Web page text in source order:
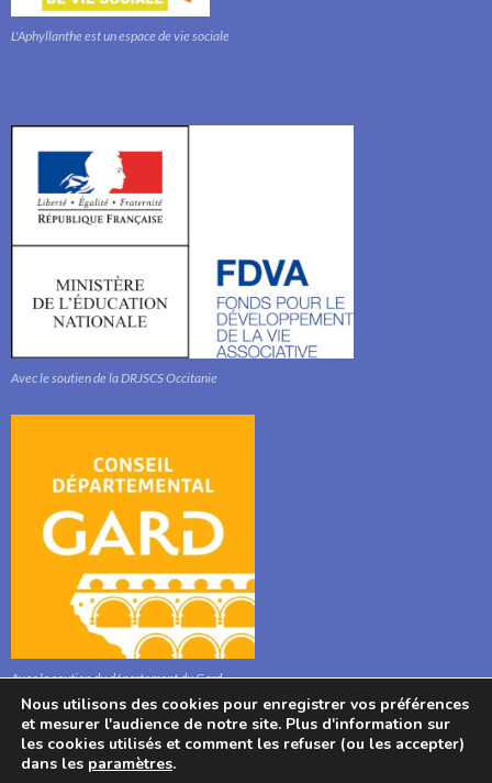
L'Aphyllanthe est un espace de vie sociale
Avec le soutien de la DRJSCS Occitanie
Avec le soutien du département du Gard
Nous utilisons des cookies pour enregistrer vos préférences
et mesurer l'audience de notre site. Plus d'information sur
les cookies utilisés et comment les refuser (ou les accepter)
dans les paramètres.